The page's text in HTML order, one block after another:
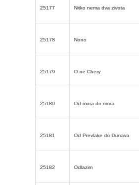
25177 Nitko nema dva zivota
25178 Nono
25179 O ne Chery
25180 Od mora do mora
25181 Od Prevlake do Dunava
25182 Odlazim